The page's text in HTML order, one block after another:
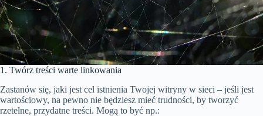
1. Twórz treści warte linkowania
Zastanów się, jaki jest cel istnienia Twojej witryny w sieci – jeśli jest
wartościowy, na pewno nie będziesz mieć trudności, by tworzyć
rzetelne, przydatne treści. Mogą to być np.: